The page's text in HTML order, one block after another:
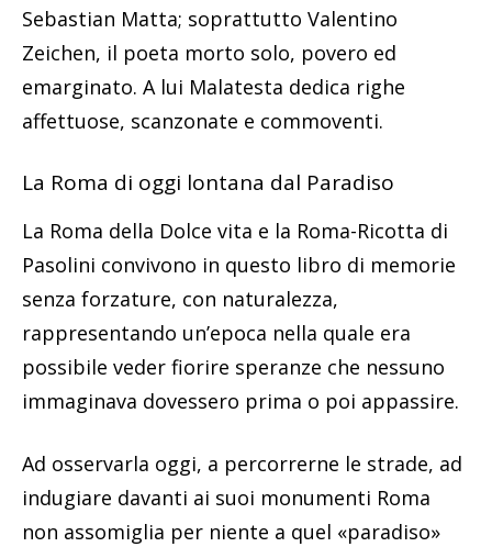
Sebastian Matta; soprattutto Valentino
Zeichen, il poeta morto solo, povero ed
emarginato. A lui Malatesta dedica righe
affettuose, scanzonate e commoventi.
La Roma di oggi lontana dal Paradiso
La Roma della Dolce vita e la Roma-Ricotta di
Pasolini convivono in questo libro di memorie
senza forzature, con naturalezza,
rappresentando un’epoca nella quale era
possibile veder fiorire speranze che nessuno
immaginava dovessero prima o poi appassire.
Ad osservarla oggi, a percorrerne le strade, ad
indugiare davanti ai suoi monumenti Roma
non assomiglia per niente a quel «paradiso»